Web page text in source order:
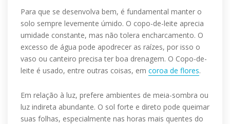
Para que se desenvolva bem, é fundamental manter o
solo sempre levemente úmido. O copo-de-leite aprecia
umidade constante, mas não tolera encharcamento. O
excesso de água pode apodrecer as raízes, por isso o
vaso ou canteiro precisa ter boa drenagem. O Copo-de-
leite é usado, entre outras coisas, em coroa de flores.
Em relação à luz, prefere ambientes de meia-sombra ou
luz indireta abundante. O sol forte e direto pode queimar
suas folhas, especialmente nas horas mais quentes do